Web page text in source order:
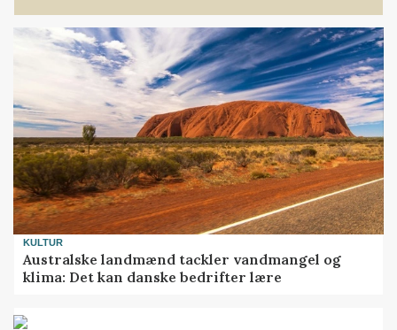
KULTUR
Australske landmænd tackler vandmangel og
klima: Det kan danske bedrifter lære